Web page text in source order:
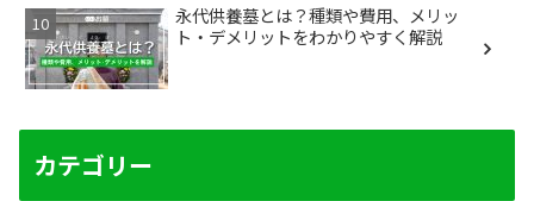
永代供養墓とは？種類や費用、メリッ
ト・デメリットをわかりやすく解説
カテゴリー